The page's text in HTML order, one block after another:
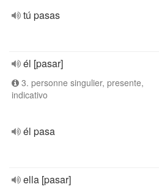
tú pasas
él [pasar]
3. personne singulier, presente,
indicativo
él pasa
ella [pasar]